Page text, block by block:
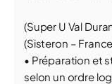
(Super U Val
(Sisteron –
• Préparation et
selon un ordre